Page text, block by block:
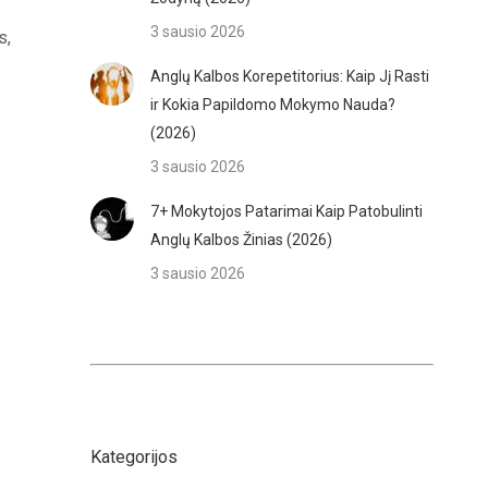
3 sausio 2026
Anglų Kalbos Korepetitorius: Kaip Jį Rasti
ir Kokia Papildomo Mokymo Nauda?
(2026)
3 sausio 2026
7+ Mokytojos Patarimai Kaip Patobulinti
Anglų Kalbos Žinias (2026)
3 sausio 2026
Kategorijos